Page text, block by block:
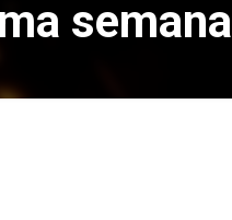
semana